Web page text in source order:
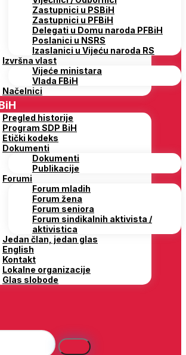
Zastupnici u PSBiH
Zastupnici u PFBiH
Delegati u Domu naroda PFBiH
Poslanici u NSRS
Izaslanici u Vijeću naroda RS
Izvršna vlast
Vijeće ministara
Vlada FBiH
Načelnici
Pregled historije
Program SDP BiH
Etički kodeks
Dokumenti
Dokumenti
Publikacije
Forumi
Forum mladih
Forum žena
Forum seniora
Forum sindikalnih aktivista /
aktivistica
Jedan član, jedan glas
English
Kontakt
Lokalne organizacije
Glas slobode